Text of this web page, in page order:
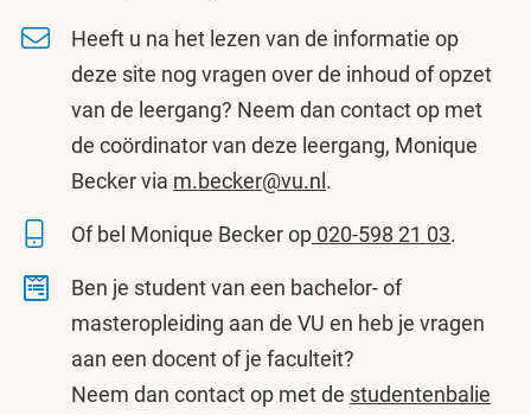
Heeft u na het lezen van de informatie op
deze site nog vragen over de inhoud of opzet
van de leergang? Neem dan contact op met
de coördinator van deze leergang, Monique
Becker via m.becker@vu.nl.
Of bel Monique Becker op 020-598 21 03.
Ben je student van een bachelor- of
masteropleiding aan de VU en heb je vragen
aan een docent of je faculteit?
Neem dan contact op met de studentenbalie